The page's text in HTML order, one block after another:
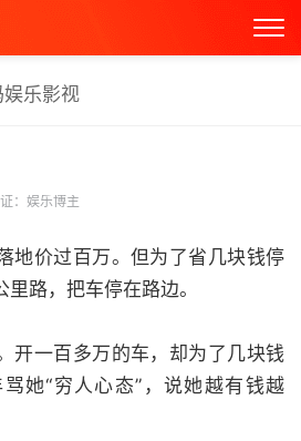
娱乐影视
：娱乐博主
地价过百万。但为了省几块钱停
路，把车停在路边。
开一百多万的车，却为了几块钱
她“穷人心态”，说她越有钱越